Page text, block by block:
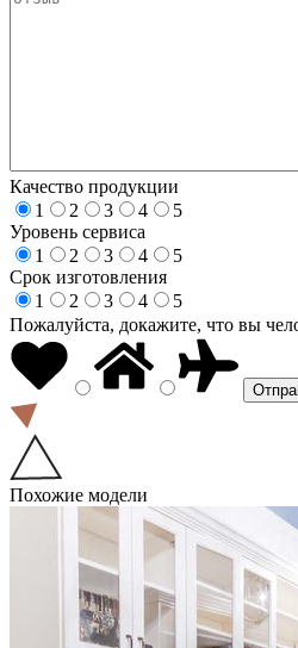
Качество продукции
1
2 3 4
5
Уровень сервиса
1
2 3 4
5
Срок изготовления
1
2 3 4
5
Пожалуйста, докажите, что вы
Похожие модели